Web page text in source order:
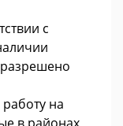
с
на
в районах